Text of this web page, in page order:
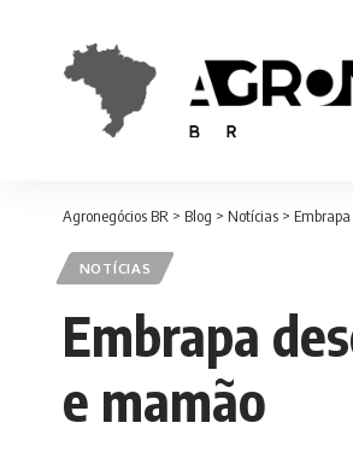
Agronegócios BR > Blog > Notícias >
NOTÍCIAS
Embrapa
e mamão